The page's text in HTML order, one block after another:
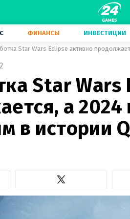
ФИНАНСЫ ИНВЕСТИЦИИ
2
Star Wars
а 2024
в истории